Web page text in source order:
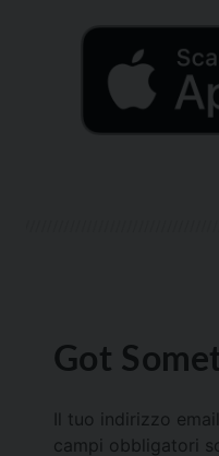
Got
Il tuo indirizzo
campi obbligatori